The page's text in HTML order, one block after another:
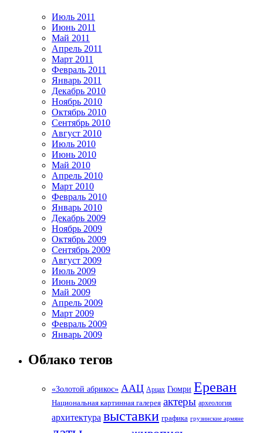
Июль 2011
Июнь 2011
Май 2011
Апрель 2011
Март 2011
Февраль 2011
Январь 2011
Декабрь 2010
Ноябрь 2010
Октябрь 2010
Сентябрь 2010
Август 2010
Июль 2010
Июнь 2010
Май 2010
Апрель 2010
Март 2010
Февраль 2010
Январь 2010
Декабрь 2009
Ноябрь 2009
Октябрь 2009
Сентябрь 2009
Август 2009
Июль 2009
Июнь 2009
Май 2009
Апрель 2009
Март 2009
Февраль 2009
Январь 2009
Облако тегов
«Золотой абрикос» ААЦ Арцах Гюмри Ереван
Национальная картинная галерея актеры археология
архитектура выставки графика грузинские армяне